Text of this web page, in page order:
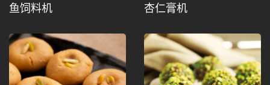
鱼饲料机 杏仁膏机